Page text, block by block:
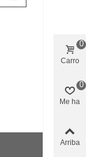
Carro
0
Me ha
0
Arriba